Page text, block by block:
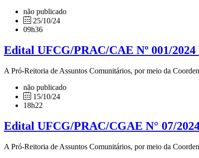
não publicado
25/10/24
09h36
Edital UFCG/PRAC/CAE Nº 001/2024
A Pró-Reitoria de Assuntos Comunitários, por meio da
não publicado
15/10/24
18h22
Edital UFCG/PRAC/CGAE N° 07/
A Pró-Reitoria de Assuntos Comunitários, por meio da